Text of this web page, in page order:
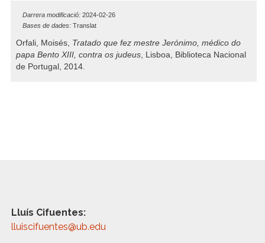
Darrera modificació: 2024-02-26
Bases de dades: Translat
Orfali, Moisés, Tratado que fez mestre Jerónimo, médico do
papa Bento XIII, contra os judeus, Lisboa, Biblioteca Nacional
de Portugal, 2014.
Lluís Cifuentes:
lluiscifuentes@ub.edu